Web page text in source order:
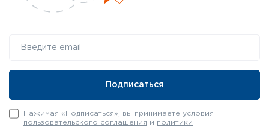
Нажимая «Подписаться», вы принимаете условия
пользовательского соглашения и политики